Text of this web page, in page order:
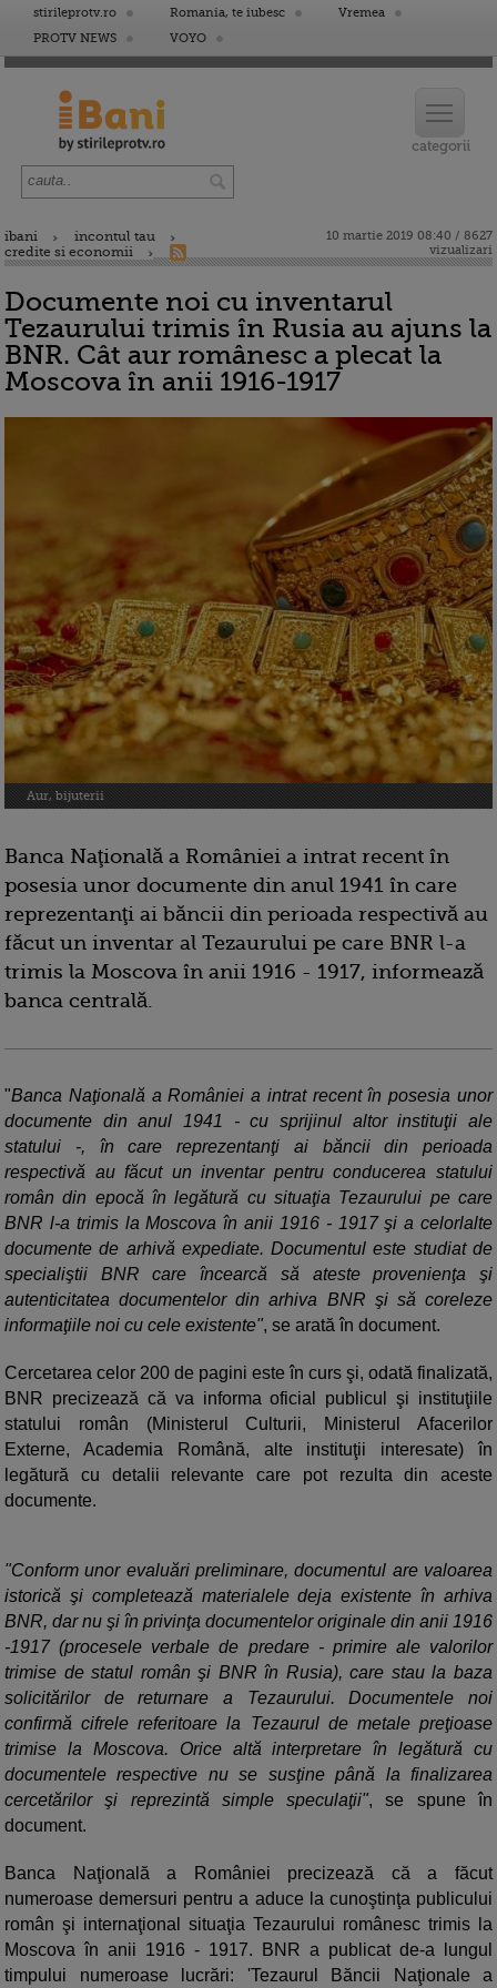
stirileprotv.ro Romania, te iubesc
Vremea
PROTV NEWS
VOYO
ibani
incontul tau
credite si economii
10 martie 2019 08:40 / 8627
vizualizari
Documente noi cu inventarul
Tezaurului trimis în Rusia au ajuns la
BNR. Cât aur românesc a plecat la
Moscova în anii 1916-1917
Aur, bijuterii
Banca Naţională a României a intrat recent în
posesia unor documente din anul 1941 în care
reprezentanţi ai băncii din perioada respectivă au
făcut un inventar al Tezaurului pe care BNR l-a
trimis la Moscova în anii 1916 - 1917, informează
banca centrală.
"Banca Naţională a României a intrat recent în posesia unor
documente din anul 1941 - cu sprijinul altor instituţii ale
statului -, în care reprezentanţi ai băncii din perioada
respectivă au făcut un inventar pentru conducerea statului
român din epocă în legătură cu situaţia Tezaurului pe care
BNR l-a trimis la Moscova în anii 1916 - 1917 şi a celorlalte
documente de arhivă expediate. Documentul este studiat de
specialiştii BNR care încearcă să ateste provenienţa şi
autenticitatea documentelor din arhiva BNR şi să coreleze
informaţiile noi cu cele existente", se arată în document.
Cercetarea celor 200 de pagini este în curs şi, odată finalizată,
BNR precizează că va informa oficial publicul şi instituţiile
statului român (Ministerul Culturii, Ministerul Afacerilor
Externe, Academia Română, alte instituţii interesate) în
legătură cu detalii relevante care pot rezulta din aceste
documente.
"Conform unor evaluări preliminare, documentul are valoarea
istorică şi completează materialele deja existente în arhiva
BNR, dar nu şi în privinţa documentelor originale din anii 1916
-1917 (procesele verbale de predare - primire ale valorilor
trimise de statul român şi BNR în Rusia), care stau la baza
solicitărilor de returnare a Tezaurului. Documentele noi
confirmă cifrele referitoare la Tezaurul de metale preţioase
trimise la Moscova. Orice altă interpretare în legătură cu
documentele respective nu se susţine până la finalizarea
cercetărilor şi reprezintă simple speculaţii", se spune în
document.
Banca Naţională a României precizează că a făcut
numeroase demersuri pentru a aduce la cunoştinţa publicului
român şi internaţional situaţia Tezaurului românesc trimis la
Moscova în anii 1916 - 1917. BNR a publicat de-a lungul
timpului numeroase lucrări: 'Tezaurul Băncii Naţionale a